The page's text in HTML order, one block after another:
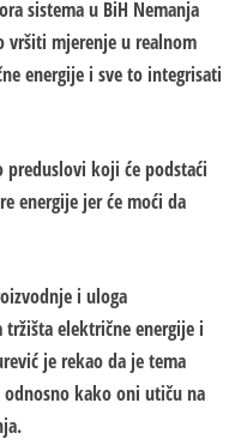
sistema u BiH Nemanja
vršiti mjerenje u realnom
energije i sve to integrisati
preduslovi koji će podstaći
energije jer će moći da
i uloga
električne energije i
je rekao da je tema
kako oni utiču na